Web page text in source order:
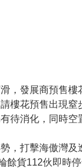
滑，發展商預售
樓花預售出現
待消化，同時
勢，打擊海傲灣
餘貨112伙即時